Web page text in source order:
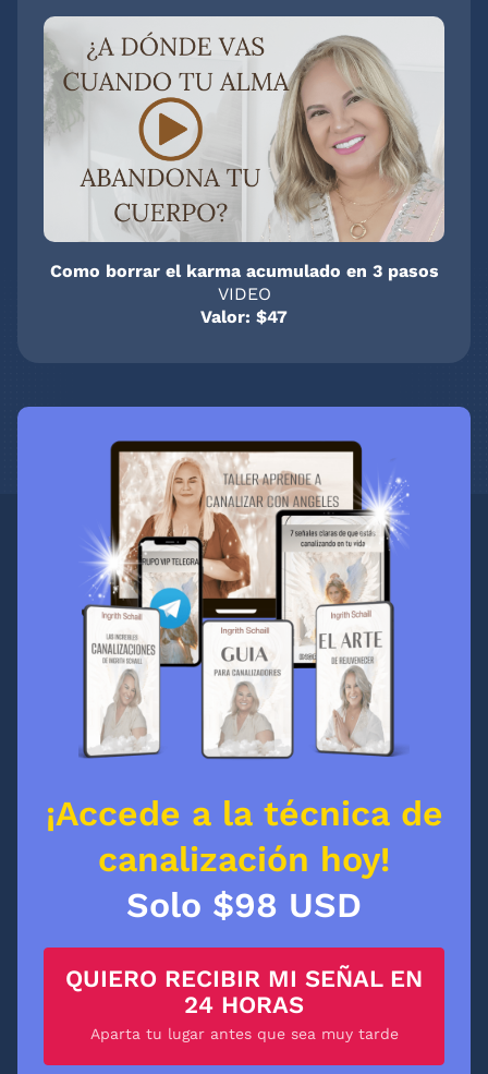
Como borrar el karma acumulado en 3 pasos
VIDEO
Valor: $47
¡Accede a la técnica de
canalización hoy!
Solo $98 USD
QUIERO RECIBIR MI SEÑAL EN
24 HORAS
Aparta tu lugar antes que sea muy tarde